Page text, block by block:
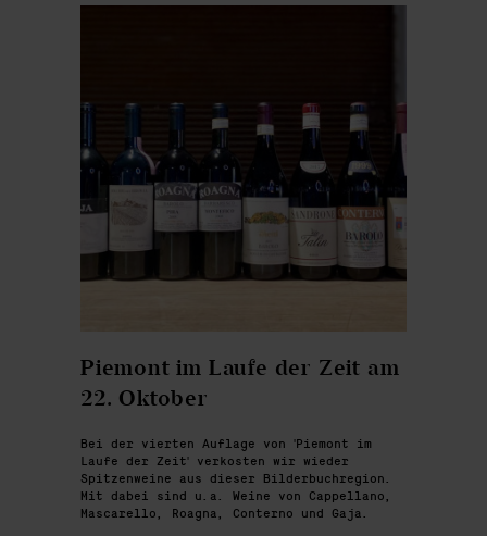
Piemont im Laufe der Zeit am
22. Oktober
Bei der vierten Auflage von 'Piemont im
Laufe der Zeit' verkosten wir wieder
Spitzenweine aus dieser Bilderbuchregion.
Mit dabei sind u.a. Weine von Cappellano,
Mascarello, Roagna, Conterno und Gaja.